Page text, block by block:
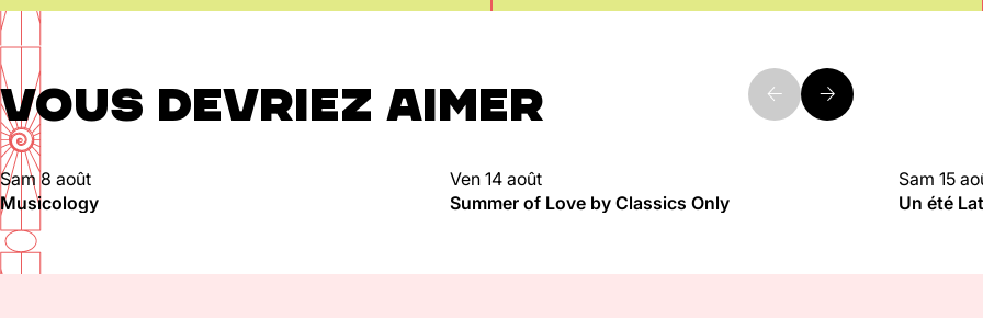
VOUS DEVRIEZ AIMER
CLUBBING
Sam 8 août
Musicology
CLUBBING
Ven 14 août
Summer of Love by Classics Only
Sam 15
Un été